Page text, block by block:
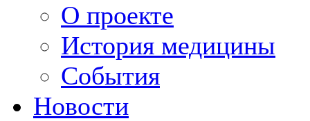
О проекте
История медицины
События
Новости